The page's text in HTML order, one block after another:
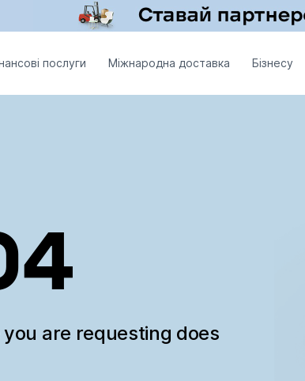
послуги Міжнародна доставка Бізнесу
are requesting does